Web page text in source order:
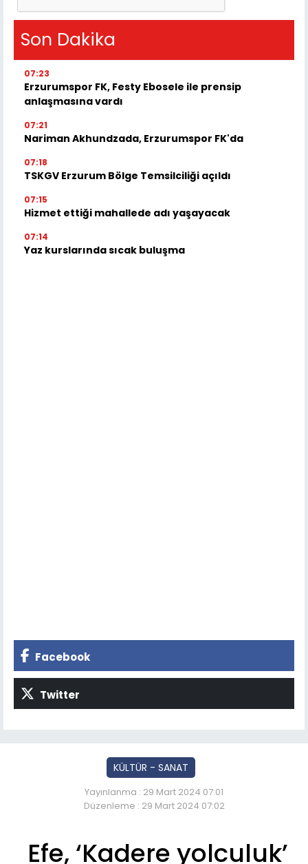
Son Dakika
07:23
Erzurumspor FK, Festy Ebosele ile prensip
anlaşmasına vardı
07:21
Nariman Akhundzada, Erzurumspor FK'da
07:18
TSKGV Erzurum Bölge Temsilciliği açıldı
07:15
Hizmet ettiği mahallede adı yaşayacak
07:14
Yaz kurslarında sıcak buluşma
Facebook
Twitter
KÜLTÜR - SANAT
Yayınlanma : 29 Mart 2024 07:01
Düzenleme : 29 Mart 2024 07:02
Efe, ‘Kadere yolculuk’